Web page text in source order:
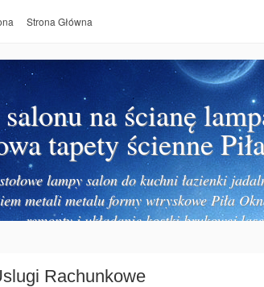
Strona Główna
na ścianę
tapety ścienne
lampy salon do kuchni łazienki
metali metalu formy wtryskowe Piła
remonty i układanie kostki brukowej
Rachunkowe